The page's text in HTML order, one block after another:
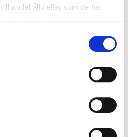
eller som de har
deras tjänster.
OT
säkra de system
inom OT
styrsystem för